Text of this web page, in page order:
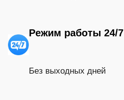
Режим работы 24/7
Без выходных дней